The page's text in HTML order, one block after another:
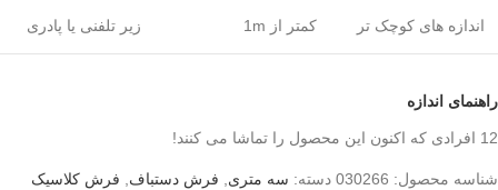
اندازه های کوچک تر کمتر از 1m زیر تلفنی یا پادری
راهنمای اندازه
12 افرادی که اکنون این محصول را تماشا می کنند!
شناسه محصول: 030266 دسته: سه متری, فرش دستباف, فرش کلاسیک